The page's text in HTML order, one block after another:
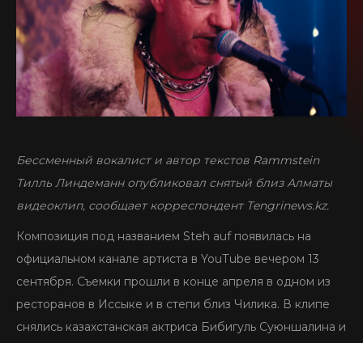
SEIDBEREIT
Бессменный вокалист и автор текстов Rammstein
Тилль Линдеманн опубликовал снятый близ Алматы
видеоклип, сообщает корреспондент Тengrinews.kz.
Композиция под названием Steh auf появилась на
официальном канале артиста в YouТube вечером 13
сентября. Съемки прошли в конце апреля в одном из
ресторанов в Иссыке и в степи близ Чилика. В клипе
снялись казахстанская актриса Бибигуль Суюншалина и